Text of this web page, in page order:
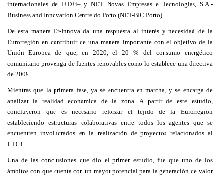
internacionales de I+D+i– y NET Novas Empresas e Tecnologias, S.A.-
Business and Innovation Centre do Porto (NET-BIC Porto).
De esta manera Er-Innova da una respuesta al interés y necesidad de la
Eurorregión en contribuir de una manera importante con el objetivo de la
Unión Europea de que, en 2020, el 20 % del consumo energético
comunitario provenga de fuentes renovables como lo establece una directiva
de 2009.
Mientras que la primera fase, ya se encuentra en marcha, y se encarga de
analizar la realidad económica de la zona. A partir de este estudio,
concluyeron que es necesario reforzar el tejido de la Eurorregión
estableciendo estructuras colaborativas entre todos los agentes que se
encuentren involucrados en la realización de proyectos relacionados al
I+D+i.
Una de las conclusiones que dio el primer estudio, fue que uno de los
ámbitos con que cuenta con un mayor potencial para la generación de valor